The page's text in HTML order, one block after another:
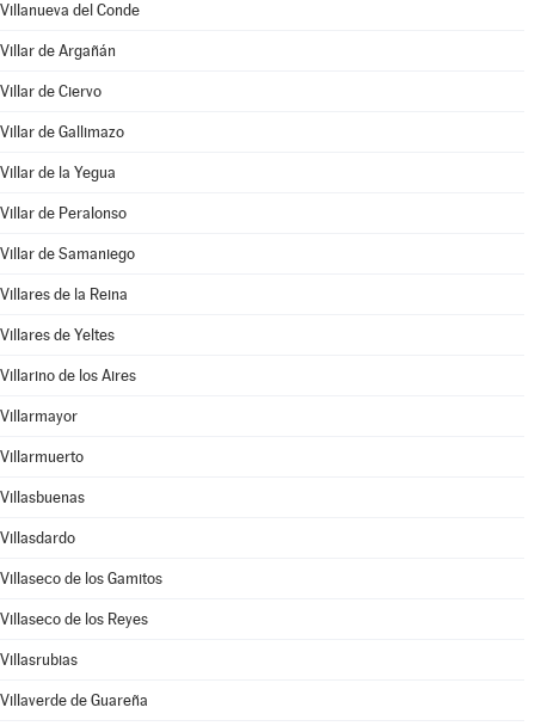
Villanueva del Conde
Villar de Argañán
Villar de Ciervo
Villar de Gallimazo
Villar de la Yegua
Villar de Peralonso
Villar de Samaniego
Villares de la Reina
Villares de Yeltes
Villarino de los Aires
Villarmayor
Villarmuerto
Villasbuenas
Villasdardo
Villaseco de los Gamitos
Villaseco de los Reyes
Villasrubias
Villaverde de Guareña